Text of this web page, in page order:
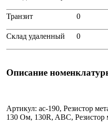
Транзит 0
Склад удаленный 0
Описание
Артикул: ac-190, Резистор
130 Ом, 130R, ABC,